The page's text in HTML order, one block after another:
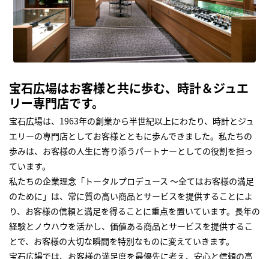
宝石広場はお客様と共に歩む、時計＆ジュエ
リー専門店です。
宝石広場は、1963年の創業から半世紀以上にわたり、時計とジュ
エリーの専門店としてお客様とともに歩んできました。私たちの
歩みは、お客様の人生に寄り添うパートナーとしての役割を担っ
ています。
私たちの企業理念「トータルプロデュース ～全てはお客様の満足
のために」は、常に質の高い商品とサービスを提供することによ
り、お客様の信頼と満足を得ることに重点を置いています。長年の
経験とノウハウを活かし、価値ある商品とサービスを提供するこ
とで、お客様の大切な瞬間を特別なものに変えていきます。
宝石広場では、お客様の満足度を最優先に考え、安心と信頼の高